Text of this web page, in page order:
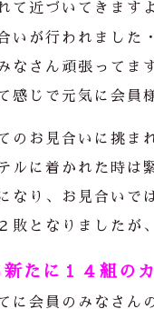
て近づいてきます
いが行われました
なさん頑張ってま
感じで元気に会員
のお見合いに挑ま
ルに着かれた時は
なり、お見合いで
敗となりましたが
新たに１４組の
に会員のみなさん